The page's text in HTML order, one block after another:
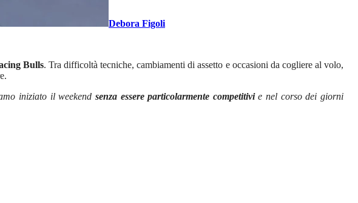
Debora Figoli
Bulls. Tra difficoltà tecniche, cambiamenti di assetto e occasioni da cogliere al volo,
iniziato il weekend senza essere particolarmente competitivie nel corso dei giorni